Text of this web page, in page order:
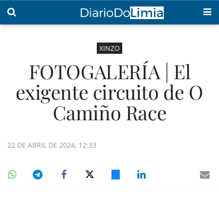
XINZO
FOTOGALERÍA | El
exigente circuito de O
Camiño Race
22 DE ABRIL DE 2024, 12:33